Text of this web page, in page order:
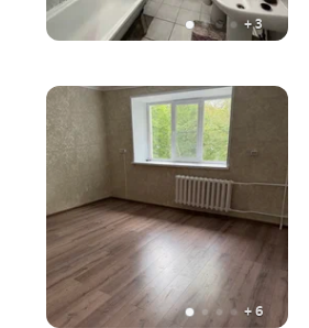
+3
+ 6